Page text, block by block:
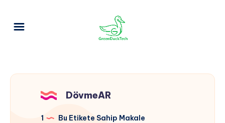
DövmeAR
1 Bu Etikete Sahip Makale